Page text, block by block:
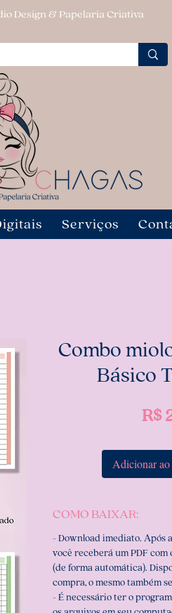
Design & Papelaria Criativa
Serviços
Combo
Básico
R$
Adicionar
COMO BAIXAR:
- Download imediato. Após
você receberá um PDF
(de forma automática).
compra, o mesmo também
- É necessário ter o